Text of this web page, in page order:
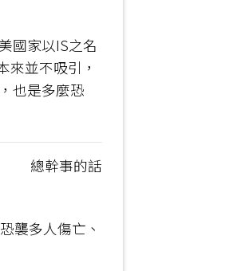
國家以IS之名
並不吸引，
也是多麼恐
總幹事的話
襲多人傷亡、